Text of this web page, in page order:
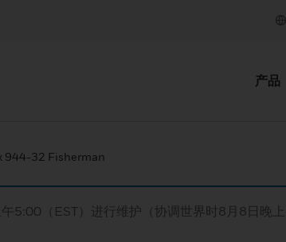
产品
944-32 Fisherman
5:00（EST）进行维护（协调世界时8月8日晚